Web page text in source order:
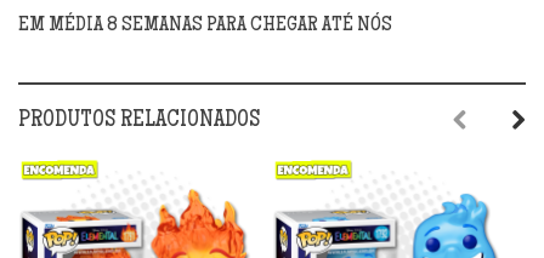
EM MÉDIA 8 SEMANAS PARA CHEGAR ATÉ NÓS
PRODUTOS RELACIONADOS